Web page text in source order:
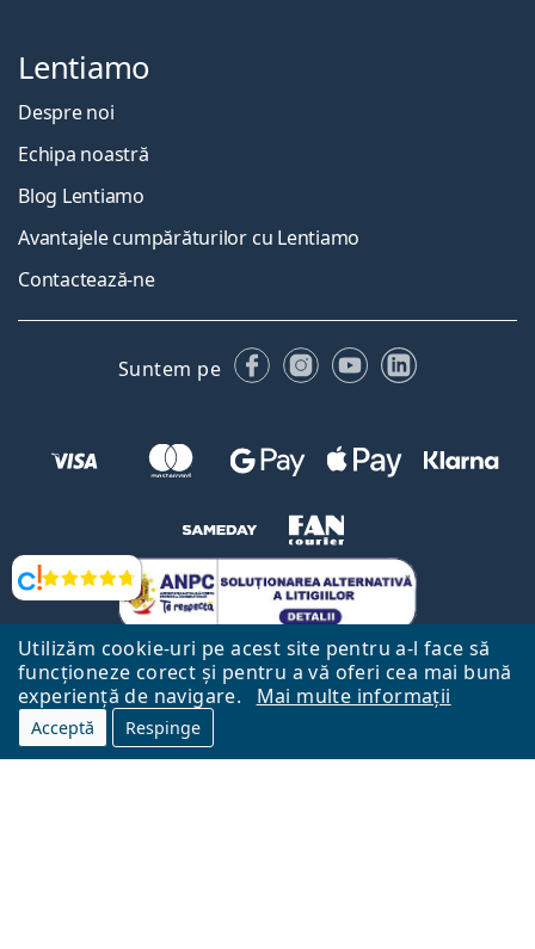
Utilizăm cookie-uri pe acest site pentru a-l face să
funcționeze corect și pentru a vă oferi cea mai bună
experiență de navigare.
Mai multe informații
Acceptă Respinge
Opinii
Lentiamo
Despre noi
Echipa noastră
Blog Lentiamo
Avantajele cumpărăturilor cu Lentiamo
Contactează-ne
Suntem pe FacebookInstagram
YouTubeLinkedIn
Către Pagina Principală
Mai sus